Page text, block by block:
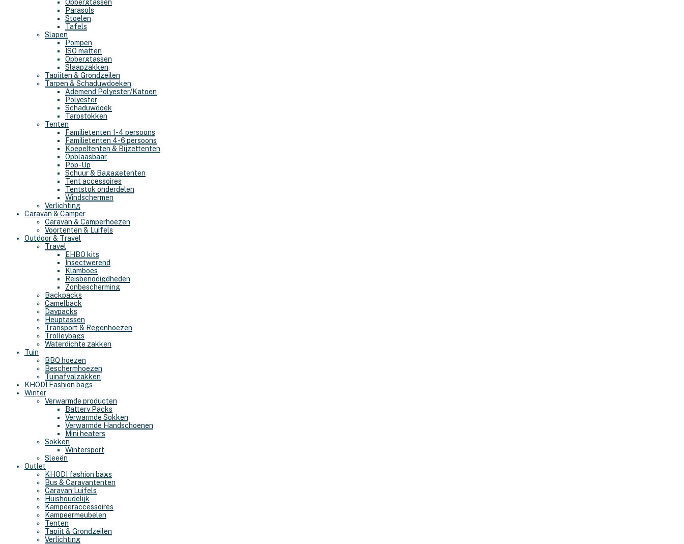
Opbergtassen
Parasols
Stoelen
Tafels
Slapen
Pompen
ISO matten
Opbergtassen
Slaapzakken
Tapijten & Grondzeilen
Tarpen & Schaduwdoeken
Ademend Polyester/Katoen
Polyester
Schaduwdoek
Tarpstokken
Tenten
Familietenten 1-4 persoons
Familietenten 4-6 persoons
Koepeltenten & Bijzettenten
Opblaasbaar
Pop-Up
Schuur & Bagagetenten
Tent accessoires
Tentstok onderdelen
Windschermen
Verlichting
Caravan & Camper
Caravan & Camperhoezen
Voortenten & Luifels
Outdoor & Travel
Travel
EHBO kits
Insectwerend
Klamboes
Reisbenodigdheden
Zonbescherming
Backpacks
Camelback
Daypacks
Heuptassen
Transport & Regenhoezen
Trolleybags
Waterdichte zakken
Tuin
BBQ hoezen
Beschermhoezen
Tuinafvalzakken
KHODI Fashion bags
Winter
Verwarmde producten
Battery Packs
Verwarmde Sokken
Verwarmde Handschoenen
Mini heaters
Sokken
Wintersport
Sleeën
Outlet
KHODI fashion bags
Bus & Caravantenten
Caravan Luifels
Huishoudelijk
Kampeeraccessoires
Kampeermeubelen
Tenten
Tapijt & Grondzeilen
Verlichting